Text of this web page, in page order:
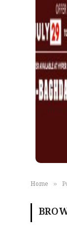
Home »